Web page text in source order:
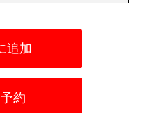
追加
約